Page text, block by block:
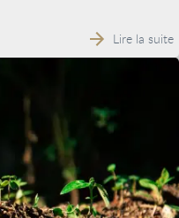
Lire la suite